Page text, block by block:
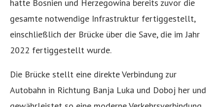
hatte Bosnien und Herzegowina bereits zuvor die
gesamte notwendige Infrastruktur fertiggestellt,
einschließlich der Brücke über die Save, die im Jahr
2022 fertiggestellt wurde.
Die Brücke stellt eine direkte Verbindung zur
Autobahn in Richtung Banja Luka und Doboj her und